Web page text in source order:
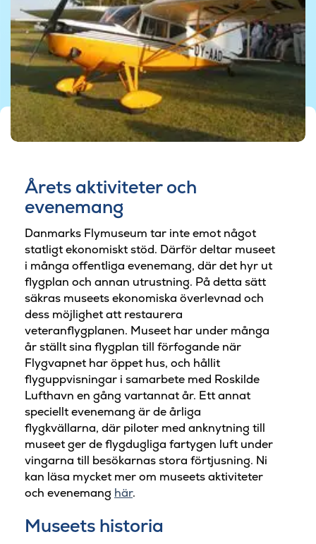
© Danmarks Flymuseum
Årets aktiviteter och
evenemang
Danmarks Flymuseum tar inte emot något
statligt ekonomiskt stöd. Därför deltar museet
i många offentliga evenemang, där det hyr ut
flygplan och annan utrustning. På detta sätt
säkras museets ekonomiska överlevnad och
dess möjlighet att restaurera
veteranflygplanen. Museet har under många
år ställt sina flygplan till förfogande när
Flygvapnet har öppet hus, och hållit
flyguppvisningar i samarbete med Roskilde
Lufthavn en gång vartannat år. Ett annat
speciellt evenemang är de årliga
flygkvällarna, där piloter med anknytning till
museet ger de flygdugliga fartygen luft under
vingarna till besökarnas stora förtjusning. Ni
kan läsa mycket mer om museets aktiviteter
och evenemang här.
Museets historia